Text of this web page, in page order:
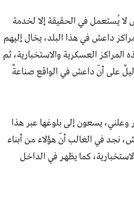
يُستعمل في الحقيقة إلا لخدمة
داعش في هذا البلد، يخال إليهم
العسكرية والاستخبارية، ثم
على أنّ داعش في الواقع صناعةٌ
يسعون إلى بلوغها عبر هذا
نجد في الغالب أنّ هؤلاء من أبناء
كما يظهر في الداخل